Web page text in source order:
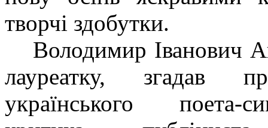
творчі здобутки.
Володимир Іванович
лауреатку, згадав
українського поета-